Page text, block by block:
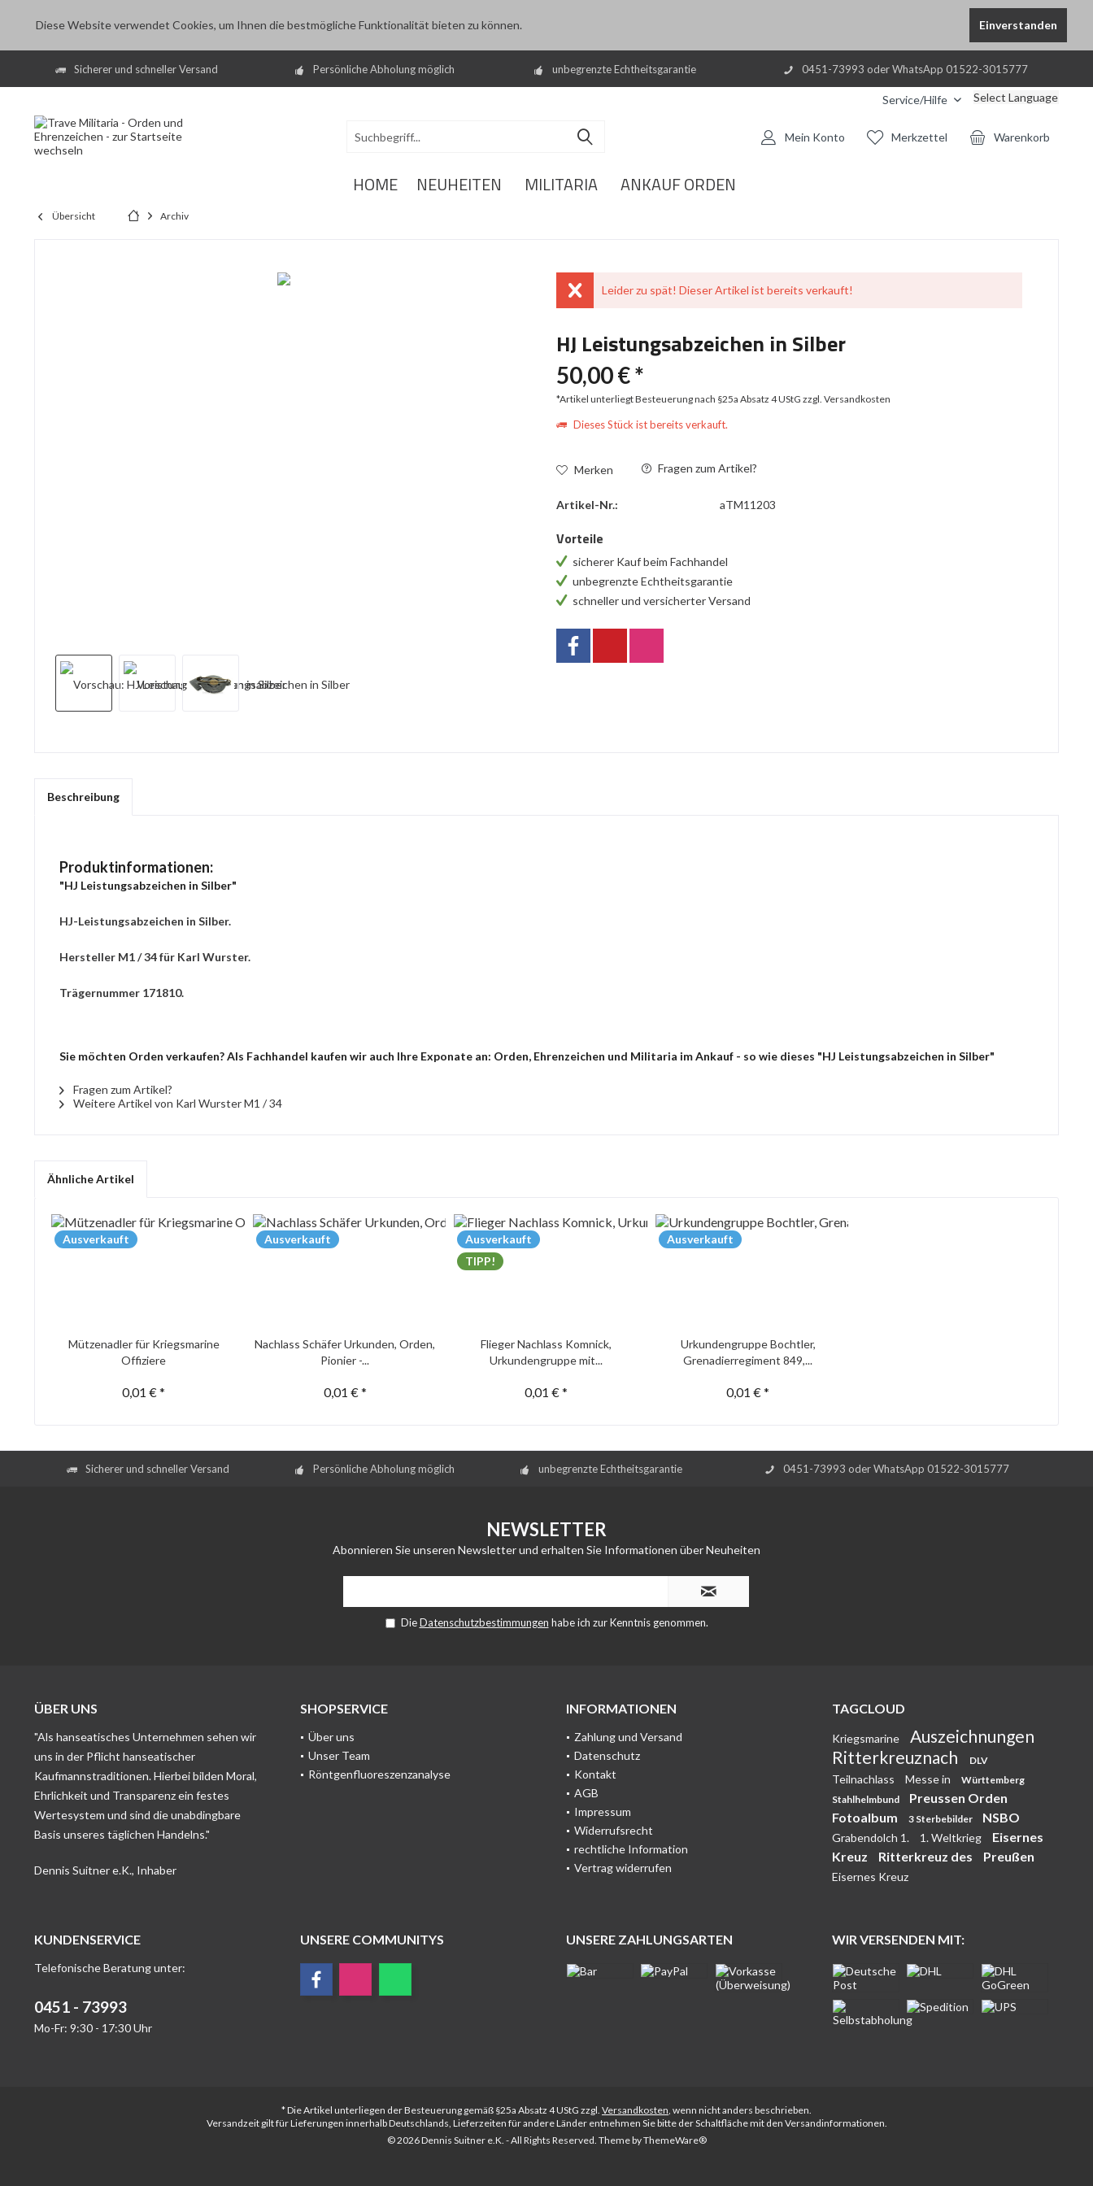
Diese Website verwendet Cookies, um Ihnen die bestmögliche Funktionalität bieten zu können. Einverstanden
Sicherer und schneller Versand Persönliche Abholung möglich unbegrenzte Echtheitsgarantie 0451-73993 oder WhatsApp 01522-3015777
Service/Hilfe Select Language
Warenkorb
Merkzettel
Mein Konto
HOME NEUHEITEN MILITARIA ANKAUF ORDEN
Übersicht Archiv
Leider zu spät! Dieser Artikel ist bereits verkauft!
HJ Leistungsabzeichen in Silber
50,00 € *
*Artikel unterliegt Besteuerung nach §25a Absatz 4 UStGzzgl. Versandkosten
Dieses Stück ist bereits verkauft.
Merken Fragen zum Artikel?
Artikel-Nr.: aTM11203
Vorteile
sicherer Kauf beim Fachhandel
unbegrenzte Echtheitsgarantie
schneller und versicherter Versand
Beschreibung
Produktinformationen:
"HJ Leistungsabzeichen in Silber"
HJ-Leistungsabzeichen in Silber.
Hersteller M1 / 34 für Karl Wurster.
Trägernummer 171810.
Sie möchten Orden verkaufen? Als Fachhandel kaufen wir auch Ihre Exponate an: Orden, Ehrenzeichen und Militaria im Ankauf - so wie dieses "HJ Leistungsabzeichen in Silber"
Fragen zum Artikel?
Weitere Artikel von Karl Wurster M1 / 34
Ähnliche Artikel
Ausverkauft
Mützenadler für Kriegsmarine
Offiziere
0,01 € *
Ausverkauft
Nachlass Schäfer Urkunden, Orden,
Pionier -...
0,01 € *
Ausverkauft
TIPP!
Flieger Nachlass Komnick,
Urkundengruppe mit...
0,01 € *
Ausverkauft
Urkundengruppe Bochtler,
Grenadierregiment 849,...
0,01 € *
Sicherer und schneller Versand Persönliche Abholung möglich unbegrenzte Echtheitsgarantie 0451-73993 oder WhatsApp 01522-3015777
NEWSLETTER
Abonnieren Sie unseren Newsletter und erhalten Sie Informationen über Neuheiten
DieDatenschutzbestimmungen habe ich zur Kenntnis genommen.
ÜBER UNS
"Als hanseatisches Unternehmen sehen wir
uns in der Pflicht hanseatischer
Kaufmannstraditionen. Hierbei bilden Moral,
Ehrlichkeit und Transparenz ein festes
Wertesystem und sind die unabdingbare
Basis unseres täglichen Handelns."
Dennis Suitner e.K., Inhaber
SHOPSERVICE
Über uns
Unser Team
Röntgenfluoreszenzanalyse
INFORMATIONEN
Zahlung und Versand
Datenschutz
Kontakt
AGB
Impressum
Widerrufsrecht
rechtliche Information
Vertrag widerrufen
TAGCLOUD
Kriegsmarine
Auszeichnungen
Ritterkreuznach
DLV
Teilnachlass Messe in
Württemberg
Stahlhelmbund
Preussen Orden
Fotoalbum
3 Sterbebilder NSBO
Grabendolch 1. 1. Weltkrieg
Eisernes
Kreuz
Ritterkreuz des Preußen
Eisernes Kreuz
KUNDENSERVICE
Telefonische Beratung unter:
0451 - 73993
Mo-Fr: 9:30 - 17:30 Uhr
UNSERE COMMUNITYS UNSERE ZAHLUNGSARTEN WIR VERSENDEN MIT:
* Die Artikel unterliegen der Besteuerung gemäß §25a Absatz 4 UStG zzgl. Versandkosten, wenn nicht anders beschrieben.
Versandzeit gilt für Lieferungen innerhalb Deutschlands, Lieferzeiten für andere Länder entnehmen Sie bitte der Schaltfläche mit den Versandinformationen.
© 2026 Dennis Suitner e.K. - All Rights Reserved. Theme byThemeWare®